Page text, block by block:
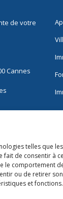
telles que
fait de consentir à
le comportement
ou de retirer son
et fonctions.
de votre
Cannes